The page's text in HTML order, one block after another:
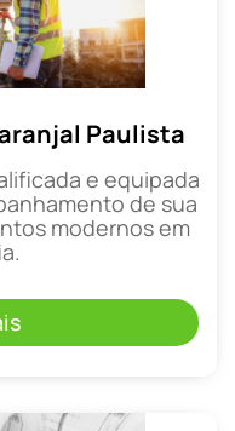
Paulista
e equipada
de sua
modernos em